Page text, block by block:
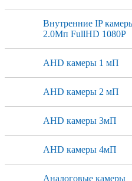
Внутренние IP
2.0Мп FullHD 1080P
AHD камеры 1 мП
AHD камеры 2 мП
AHD камеры 3мП
AHD камеры 4мП
Аналоговые камеры